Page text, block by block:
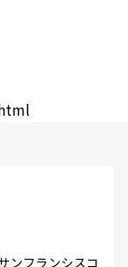
ンフランシスコ